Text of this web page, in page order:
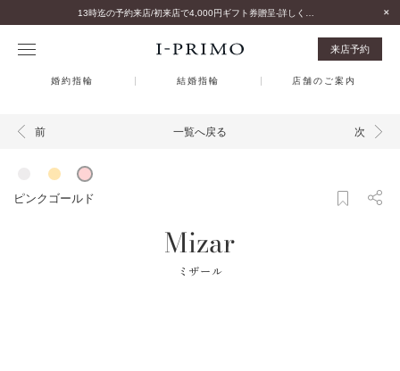
来店予約
婚約指輪 結婚指輪 店舗のご案内
前 一覧へ戻る 次
ピンクゴールド
Mizar
ミザール